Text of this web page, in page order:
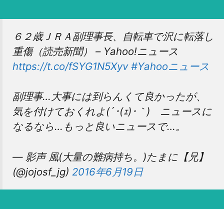
６２歳ＪＲＡ副理事長、自転車で沢に転落し
重傷（読売新聞） – Yahoo!ニュース
https://t.co/fSYG1N5Xyv #Yahooニュース
副理事…大事には到らんくて良かったが、
気を付けておくれよ(´･(ｪ)･｀) ニュースに
なるなら…もっと良いニュースで…。
— 影声 風(大量の難病持ち。)たまに【兄】
(@jojosf_jg) 2016年6月19日